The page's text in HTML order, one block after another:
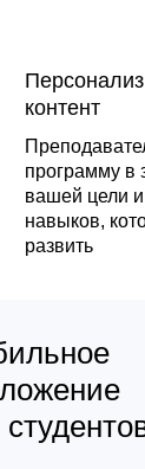
контент
программу в
вашей цели
навыков,
развить